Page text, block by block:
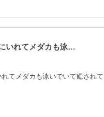
いれてメダカも泳…
てメダカも泳いでいて癒され